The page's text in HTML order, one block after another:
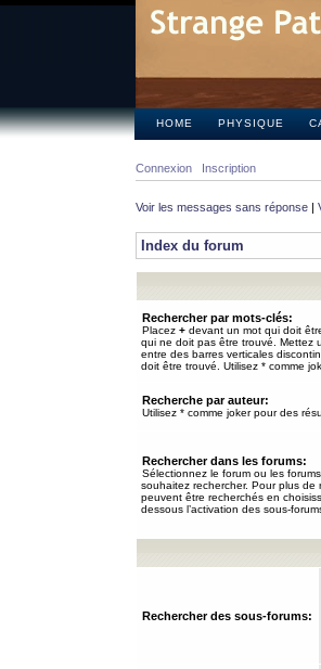
HOME PHYSIQUE
Connexion Inscription
Voir les messages sans réponse |
Index du forum
Rechercher par mots-clés:
Placez + devant un mot qui doit
qui ne doit pas être trouvé. Mettez
entre des barres verticales
doit être trouvé. Utilisez * comme
Recherche par auteur:
Utilisez * comme joker pour des
Rechercher dans les forums:
Sélectionnez le forum ou les
souhaitez rechercher. Pour plus de
peuvent être recherchés en
dessous l’activation des sous-
Rechercher des sous-forums: